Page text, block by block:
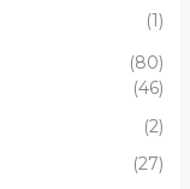
(1)
(80)
(46)
(2)
(27)